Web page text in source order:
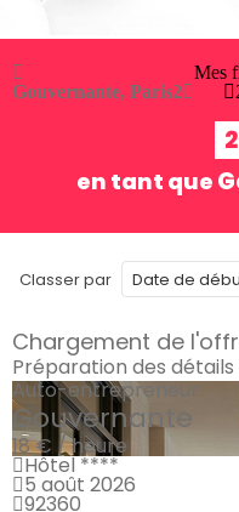
Gouvernante, Paris2
Mes
en tant que
Classer par
Chargement de
Préparation des
Auto-entrepreneur
Gouvernante
18 € / heure
Hôtel ****
5 août 2026
92360